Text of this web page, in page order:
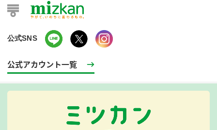
公式SNS
公式アカウント一覧